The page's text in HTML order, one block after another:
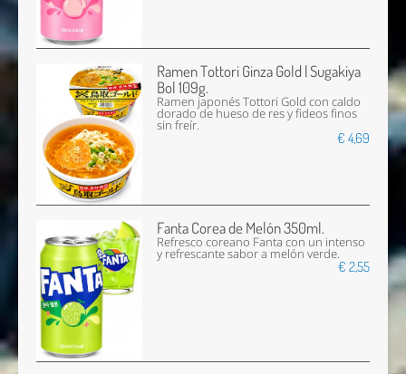
Ramen Tottori Ginza Gold | Sugakiya
Bol 109g.
Ramen japonés Tottori Gold con caldo
dorado de hueso de res y fideos finos
sin freír.
€ 4,69
Fanta Corea de Melón 350ml.
Refresco coreano Fanta con un intenso
y refrescante sabor a melón verde.
€ 2,55